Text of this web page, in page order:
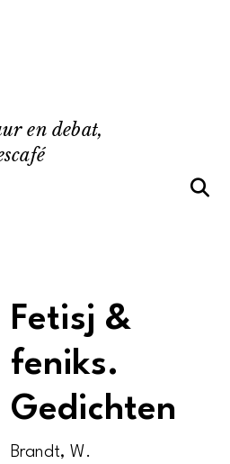
en debat,
Fetisj &
feniks.
Gedichten
Brandt, W.